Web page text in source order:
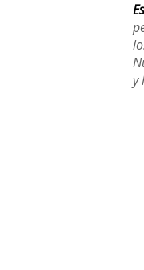
y